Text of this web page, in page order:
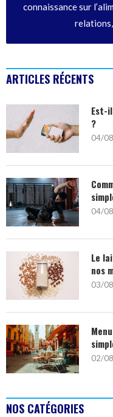
connaissance sur
ARTICLES RÉCENTS
Est-
?
04/
04/
Le
nos
03/
02/
NOS CATÉGORIES